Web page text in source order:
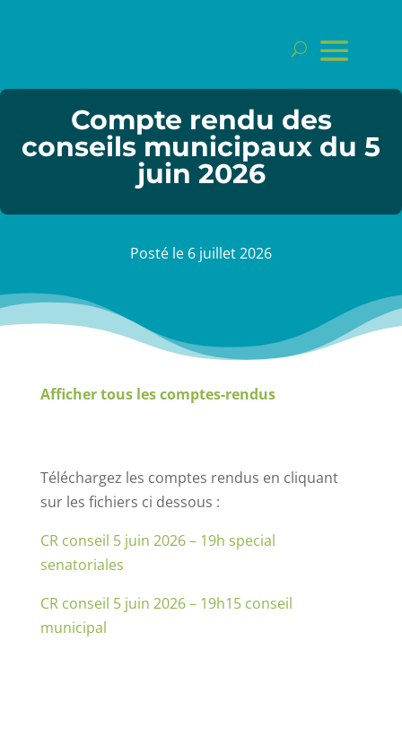
Compte rendu des
conseils municipaux du 5
juin 2026
Posté le 6 juillet 2026
Afficher tous les comptes-rendus
Téléchargez les comptes rendus en cliquant
sur les fichiers ci dessous :
CR conseil 5 juin 2026 – 19h special
senatoriales
CR conseil 5 juin 2026 – 19h15 conseil
municipal